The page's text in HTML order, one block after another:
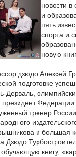
новости в
и
пять
спорта и
новую
дзюдо Алексей
подготовке
Дерваль,
президент
тренер
и большая
Дзюдо
обучающую книгу,